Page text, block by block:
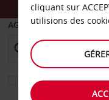
AGENCE DE DÉPART
Sélectionnez une
cliquant sur
utilisions des